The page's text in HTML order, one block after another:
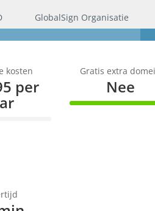
GlobalSign Organisatie
kosten
per
Gratis extra
Nee
100%